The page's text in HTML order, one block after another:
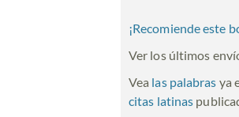
¡Recomiende este
Ver los últimos
Vea las palabras ya
citas latinas